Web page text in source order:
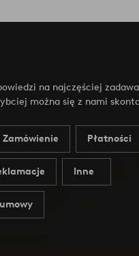
na najczęściej
można się z nami
Zamówienie Płatności
Inne